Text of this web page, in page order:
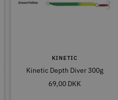
KINETIC
Kinetic Depth Diver 300g
Tilbudspris
69,00 DKK